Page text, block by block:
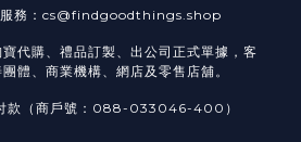
服務：cs@findgoodthings.shop
代購、禮品訂製、出公司正式單據，客
體、商業機構、網店及零售店舖。
款（商戶號：088-033046-400）